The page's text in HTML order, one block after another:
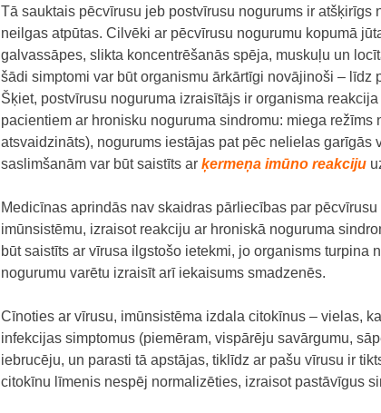
Tā sauktais pēcvīrusu jeb postvīrusu nogurums ir atšķirīgs
neilgas atpūtas. Cilvēki ar pēcvīrusu nogurumu kopumā
galvassāpes, slikta koncentrēšanās spēja, muskuļu un
šādi simptomi var būt organismu ārkārtīgi novājinoši – līdz
Šķiet, postvīrusu noguruma izraisītājs ir organisma
pacientiem ar hronisku noguruma sindromu: miega
atsvaidzināts), nogurums iestājas pat pēc nelielas garīgās
saslimšanām var būt saistīts ar ķermeņa imūno reakciju
Medicīnas aprindās nav skaidras pārliecības par
imūnsistēmu, izraisot reakciju ar hroniskā noguruma
būt saistīts ar vīrusa ilgstošo ietekmi, jo organisms
nogurumu varētu izraisīt arī iekaisums smadzenēs.
Cīnoties ar vīrusu, imūnsistēma izdala citokīnus – vielas,
infekcijas simptomus (piemēram, vispārēju savārgumu,
iebrucēju, un parasti tā apstājas, tiklīdz ar pašu vīrusu ir
citokīnu līmenis nespēj normalizēties, izraisot pastāvīgus